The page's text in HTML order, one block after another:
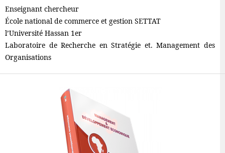
Enseignant chercheur
École national de commerce et gestion SETTAT
l’Université Hassan 1er
Laboratoire de Recherche en Stratégie et. Management des
Organisations